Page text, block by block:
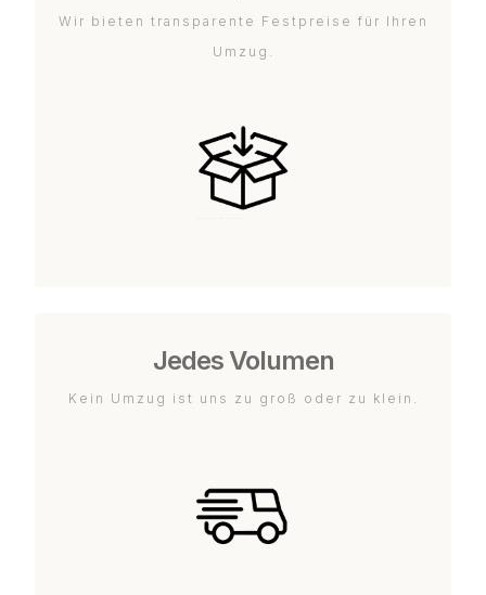
Wir bieten transparente Festpreise für Ihren
Umzug.
Jedes Volumen
Kein Umzug ist uns zu groß oder zu klein.